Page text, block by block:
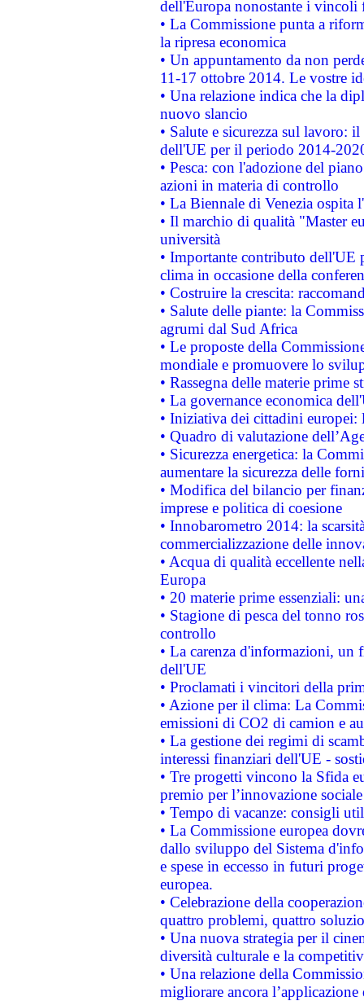
dell'Europa nonostante i vincoli
• La Commissione punta a
la ripresa economica
• Un appuntamento da non
11-17 ottobre 2014. Le vostre
• Una relazione indica che la
nuovo slancio
• Salute e sicurezza sul lavoro:
dell'UE per il periodo 2014-
• Pesca: con l'adozione del
azioni in materia di controllo
• La Biennale di Venezia ospita
• Il marchio di qualità "Master
università
• Importante contributo dell'UE
clima in occasione della
• Costruire la crescita:
• Salute delle piante: la
agrumi dal Sud Africa
• Le proposte della
mondiale e promuovere lo
• Rassegna delle materie prime
• La governance economica
• Iniziativa dei cittadini
• Quadro di valutazione
• Sicurezza energetica: la
aumentare la sicurezza delle
• Modifica del bilancio per
imprese e politica di coesione
• Innobarometro 2014: la
commercializzazione delle
• Acqua di qualità eccellente
Europa
• 20 materie prime essenziali:
• Stagione di pesca del tonno
controllo
• La carenza d'informazioni, un
dell'UE
• Proclamati i vincitori della
• Azione per il clima: La
emissioni di CO2 di camion e
• La gestione dei regimi di
interessi finanziari dell'UE -
• Tre progetti vincono la Sfida
premio per l’innovazione sociale
• Tempo di vacanze: consigli
• La Commissione europea
dallo sviluppo del Sistema
e spese in eccesso in futuri
europea.
• Celebrazione della
quattro problemi, quattro
• Una nuova strategia per il
diversità culturale e la
• Una relazione della
migliorare ancora